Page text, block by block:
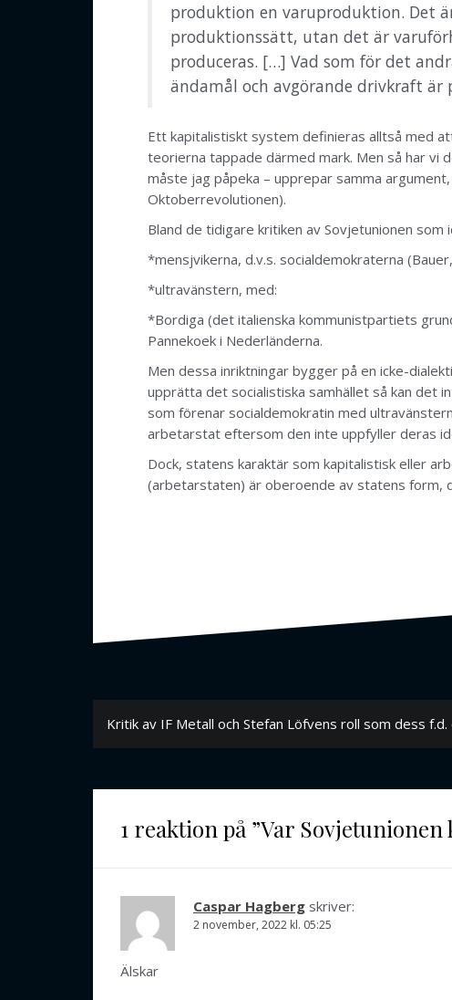
produktion en varuproduktion. Det
produktionssätt, utan det är
produceras. […] Vad som för det
ändamål och avgörande drivkraft är
Ett kapitalistiskt system definieras alltså med
teorierna tappade därmed mark. Men så har vi
måste jag påpeka – upprepar samma
Oktoberrevolutionen).
Bland de tidigare kritiken av Sovjetunionen som
*mensjvikerna, d.v.s. socialdemokraterna
*ultravänstern, med:
*Bordiga (det italienska kommunistpartiets
Pannekoek i Nederländerna.
Men dessa inriktningar bygger på en icke-
upprätta det socialistiska samhället så kan det
som förenar socialdemokratin med
arbetarstat eftersom den inte uppfyller deras
Dock, statens karaktär som kapitalistisk eller
(arbetarstaten) är oberoende av statens form,
Inläggsnavigering
Kritik av IF Metall och Stefan Löfvens roll som dess
1 reaktion på ”Var Sovjetunionen
Caspar Hagberg skriver:
2 november, 2022 kl. 05:25
Älskar